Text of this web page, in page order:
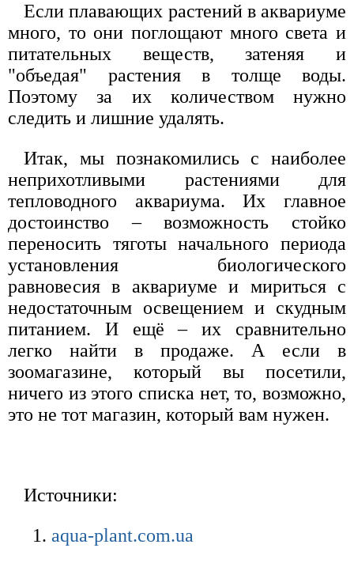
Если плавающих растений в аквариуме
много, то они поглощают много света и
питательных веществ, затеняя и
"объедая" растения в толще воды.
Поэтому за их количеством нужно
следить и лишние удалять.
Итак, мы познакомились с наиболее
неприхотливыми растениями для
тепловодного аквариума. Их главное
достоинство – возможность стойко
переносить тяготы начального периода
установления биологического
равновесия в аквариуме и мириться с
недостаточным освещением и скудным
питанием. И ещё – их сравнительно
легко найти в продаже. А если в
зоомагазине, который вы посетили,
ничего из этого списка нет, то, возможно,
это не тот магазин, который вам нужен.
Источники:
aqua-plant.com.ua